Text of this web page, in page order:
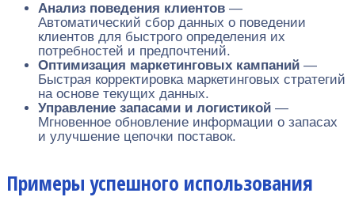
Анализ поведения клиентов —
Автоматический сбор данных о поведении
клиентов для быстрого определения их
потребностей и предпочтений.
Оптимизация маркетинговых кампаний —
Быстрая корректировка маркетинговых стратегий
на основе текущих данных.
Управление запасами и логистикой —
Мгновенное обновление информации о запасах
и улучшение цепочки поставок.
Примеры успешного использования